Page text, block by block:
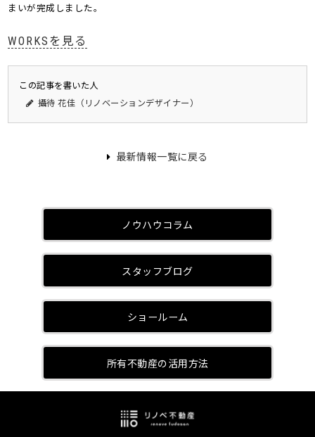
まいが完成しました。
WORKSを見る
この記事を書いた人
攝待 花佳（リノベーションデザイナー）
最新情報一覧に戻る
ノウハウコラム
スタッフブログ
ショールーム
所有不動産の活用方法